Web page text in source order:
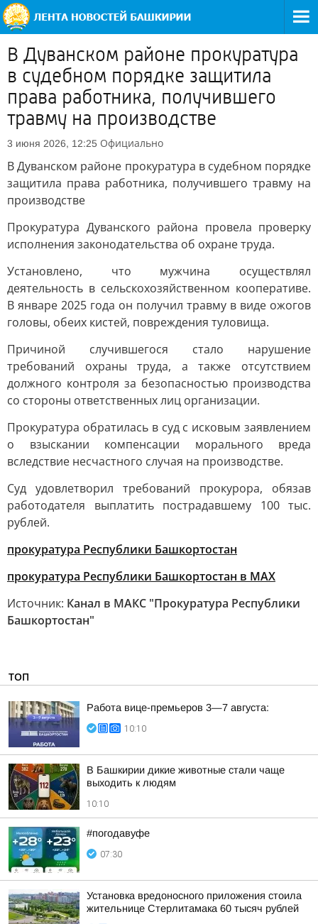
В Дуванском районе прокуратура
в судебном порядке защитила
права работника, получившего
травму на производстве
3 июня 2026, 12:25 Официально
В Дуванском районе прокуратура в судебном порядке
защитила права работника, получившего травму на
производстве
Прокуратура Дуванского района провела проверку
исполнения законодательства об охране труда.
Установлено, что мужчина осуществлял
деятельность в сельскохозяйственном кооперативе.
В январе 2025 года он получил травму в виде ожогов
головы, обеих кистей, повреждения туловища.
Причиной случившегося стало нарушение
требований охраны труда, а также отсутствием
должного контроля за безопасностью производства
со стороны ответственных лиц организации.
Прокуратура обратилась в суд с исковым заявлением
о взыскании компенсации морального вреда
вследствие несчастного случая на производстве.
Суд удовлетворил требований прокурора, обязав
работодателя выплатить пострадавшему 100 тыс.
рублей.
прокуратура Республики Башкортостан
прокуратура Республики Башкортостан в МАХ
Источник: Канал в МАКС "Прокуратура Республики
Башкортостан"
ТОП
Работа вице-премьеров 3—7 августа:
10:10
В Башкирии дикие животные стали чаще
выходить к людям
10:10
#погодавуфе
07:30
Установка вредоносного приложения стоила
жительнице Стерлитамака 60 тысяч рублей